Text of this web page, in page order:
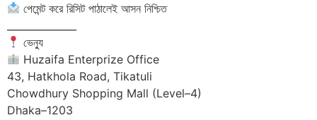
পেমেন্ট করে রিসিট পাঠালেই আসন নিশ্চিত
ভেন্যু
Huzaifa Enterprize Office
43, Hatkhola Road, Tikatuli
Chowdhury Shopping Mall (Level–4)
Dhaka–1203